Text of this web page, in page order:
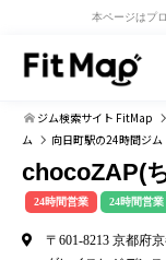
本ページはプ
ジム検索サイト FitMap
ム
向日町駅の24時間ジム
chocoZAP(
24時間営業 24時間営業
〒601-8213 京都府